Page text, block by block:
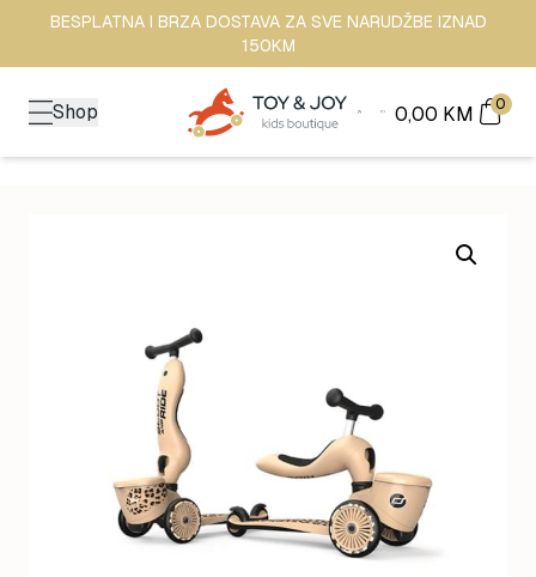
BESPLATNA I BRZA DOSTAVA ZA SVE NARUDŽBE IZNAD
150KM
Shop 0,00 KM 0